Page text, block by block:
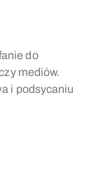
do
mediów.
i podsycaniu